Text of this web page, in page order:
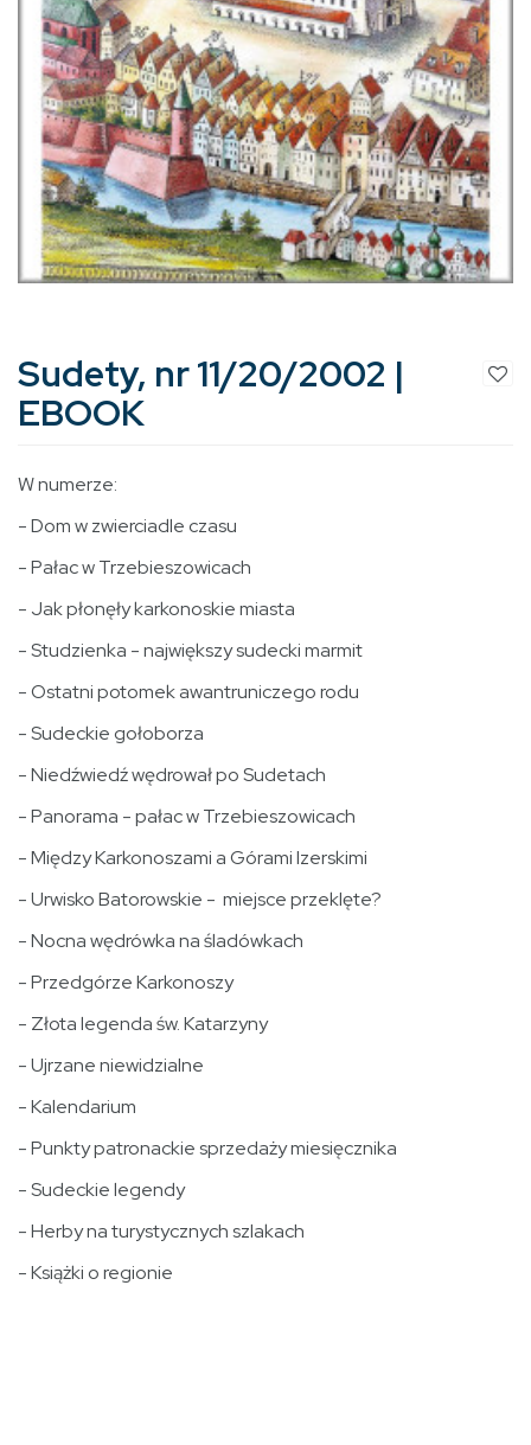
Sudety, nr 11/20/2002 |
EBOOK
W numerze:
- Dom w zwierciadle czasu
- Pałac w Trzebieszowicach
- Jak płonęły karkonoskie miasta
- Studzienka - największy sudecki marmit
- Ostatni potomek awantruniczego rodu
- Sudeckie gołoborza
- Niedźwiedź wędrował po Sudetach
- Panorama - pałac w Trzebieszowicach
- Między Karkonoszami a Górami Izerskimi
- Urwisko Batorowskie - miejsce przeklęte?
- Nocna wędrówka na śladówkach
- Przedgórze Karkonoszy
- Złota legenda św. Katarzyny
- Ujrzane niewidzialne
- Kalendarium
- Punkty patronackie sprzedaży miesięcznika
- Sudeckie legendy
- Herby na turystycznych szlakach
- Książki o regionie